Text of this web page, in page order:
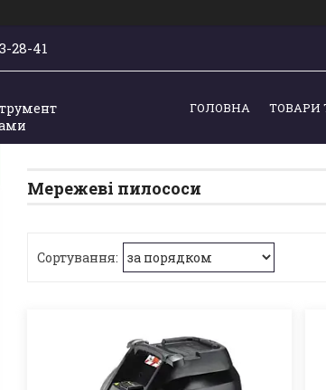
28-41
ГОЛОВНА ТОВАРИ
Мережеві пилососи